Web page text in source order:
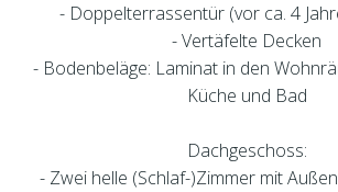
- Doppelterrassentür (vor ca. 4
- Vertäfelte Decken
- Bodenbeläge: Laminat in den
Küche und Bad
Dachgeschoss:
- Zwei helle (Schlaf-)Zimmer mit